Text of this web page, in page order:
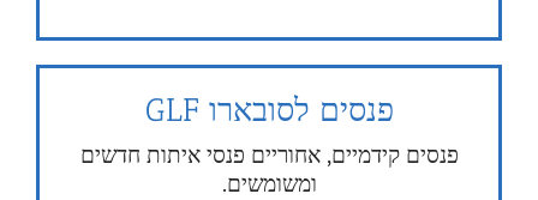
פנסים לסובארו GLF
פנסים קידמיים, אחוריים פנסי איתות חדשים
ומשומשים.